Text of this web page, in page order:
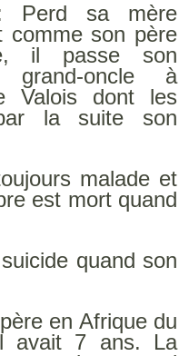
Perd sa mère
comme son père
il passe son
oncle à
Valois dont les
la suite son
malade et
est mort quand
quand son
en Afrique du
avait 7 ans. La